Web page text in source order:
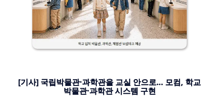
[기사] 국립박물관·과학관을 교실 안으로… 모컴, 학교
박물관·과학관 시스템 구현